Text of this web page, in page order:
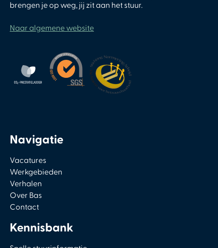
brengen je op weg, jij zit aan het stuur.
Naar algemene website
Navigatie
Vacatures
Werkgebieden
Verhalen
Over Bas
Contact
Kennisbank